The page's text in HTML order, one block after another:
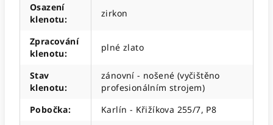
Osazení
klenotu:
zirkon
Zpracování
klenotu:
plné zlato
Stav
klenotu:
zánovní - nošené (vyčištěno
profesionálním strojem)
Pobočka:
Karlín - Křižíkova 255/7, P8